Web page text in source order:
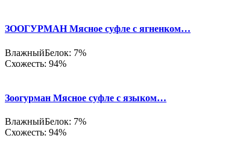
ЗООГУРМАН Мясное суфле с ягненком…
ВлажныйБелок: 7%
Схожесть: 94%
Зоогурман Мясное суфле с языком…
ВлажныйБелок: 7%
Схожесть: 94%